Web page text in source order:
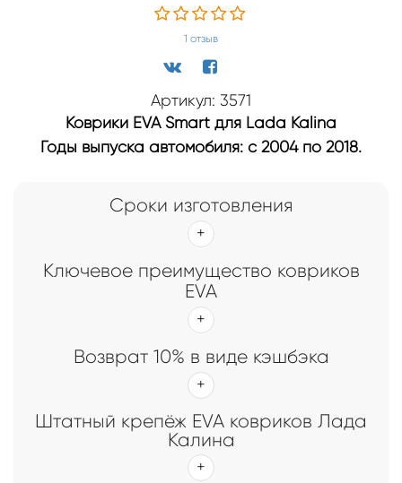
1 отзыв
Артикул: 3571
Коврики EVA Smart для Lada Kalina
Годы выпуска автомобиля: с 2004 по 2018.
Сроки изготовления
Ключевое преимущество ковриков
EVA
Возврат 10% в виде кэшбэка
Штатный крепёж EVA ковриков Лада
Калина